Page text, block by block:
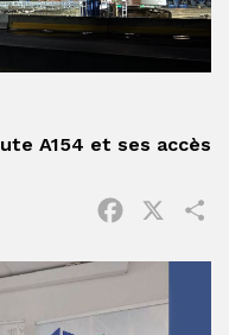
A154 et ses accès
Facebook